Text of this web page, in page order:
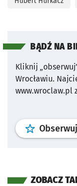
BĄDŹ NA
Kliknij
Wrocławiu.
www.wroclaw.pl
Obserwuj
ZOBACZ